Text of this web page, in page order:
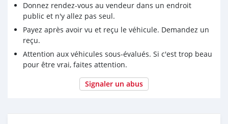
Donnez rendez-vous au vendeur dans un endroit
public et n'y allez pas seul.
Payez après avoir vu et reçu le véhicule. Demandez un
reçu.
Attention aux véhicules sous-évalués. Si c'est trop beau
pour être vrai, faites attention.
Signaler un abus